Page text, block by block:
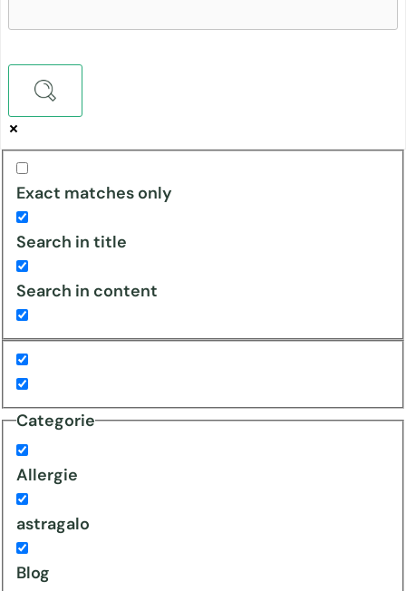
Exact matches only
Search in title
Search in content
Categorie
Allergie
astragalo
Blog